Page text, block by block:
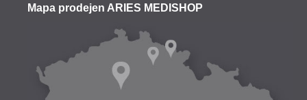
Mapa prodejen ARIES MEDISHOP